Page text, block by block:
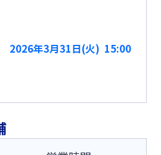
2026年3月31日(火) 15:00